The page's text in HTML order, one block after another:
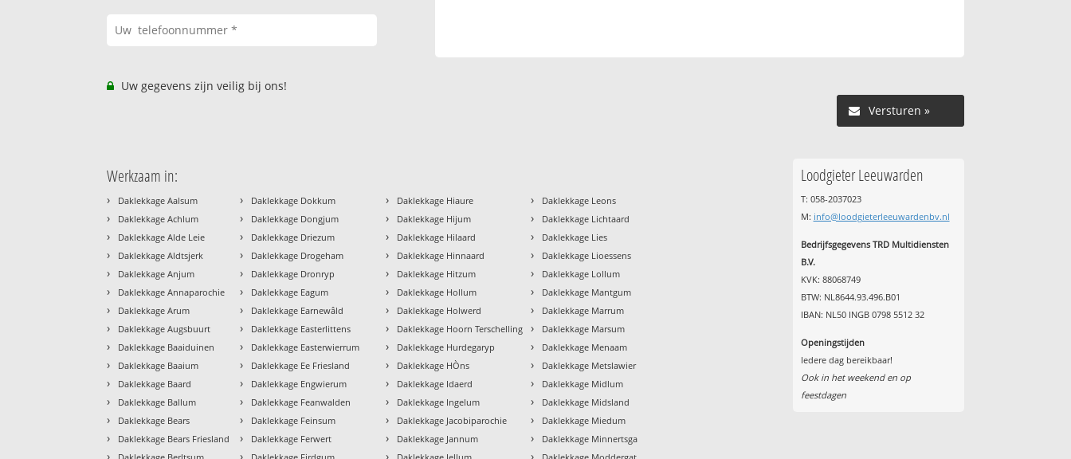
Uw gegevens zijn veilig bij ons!
Versturen »
Werkzaam in:
› Daklekkage Aalsum
› Daklekkage Achlum
› Daklekkage Alde Leie
› Daklekkage Aldtsjerk
› Daklekkage Anjum
› Daklekkage Annaparochie
› Daklekkage Arum
› Daklekkage Augsbuurt
› Daklekkage Baaiduinen
› Daklekkage Baaium
› Daklekkage Baard
› Daklekkage Ballum
› Daklekkage Bears
› Daklekkage Bears Friesland
›
› Daklekkage Dokkum
› Daklekkage Dongjum
› Daklekkage Driezum
› Daklekkage Drogeham
› Daklekkage Dronryp
› Daklekkage Eagum
› Daklekkage Earnewâld
› Daklekkage Easterlittens
› Daklekkage Easterwierrum
› Daklekkage Ee Friesland
› Daklekkage Engwierum
› Daklekkage Feanwalden
› Daklekkage Feinsum
› Daklekkage Ferwert
›
› Daklekkage Hiaure
› Daklekkage Hijum
› Daklekkage Hilaard
› Daklekkage Hinnaard
› Daklekkage Hitzum
› Daklekkage Hollum
› Daklekkage Holwerd
› Daklekkage Hoorn Terschelling
› Daklekkage Hurdegaryp
› Daklekkage HÒns
› Daklekkage Idaerd
› Daklekkage Ingelum
› Daklekkage Jacobiparochie
› Daklekkage Jannum
›
› Daklekkage Leons
› Daklekkage Lichtaard
› Daklekkage Lies
› Daklekkage Lioessens
› Daklekkage Lollum
› Daklekkage Mantgum
› Daklekkage Marrum
› Daklekkage Marsum
› Daklekkage Menaam
› Daklekkage Metslawier
› Daklekkage Midlum
› Daklekkage Midsland
› Daklekkage Miedum
› Daklekkage Minnertsga
›
Loodgieter Leeuwarden
T: 058-2037023
M: info@loodgieterleeuwardenbv.nl
Bedrijfsgegevens TRD Multidiensten
B.V.
KVK: 88068749
BTW: NL8644.93.496.B01
IBAN: NL50 INGB 0798 5512 32
Openingstijden
Iedere dag bereikbaar!
Ook in het weekend en op
feestdagen